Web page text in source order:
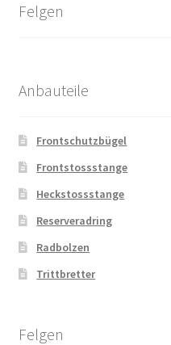
Felgen
Anbauteile
Frontschutzbügel
Frontstossstange
Heckstossstange
Reserveradring
Radbolzen
Trittbretter
Felgen